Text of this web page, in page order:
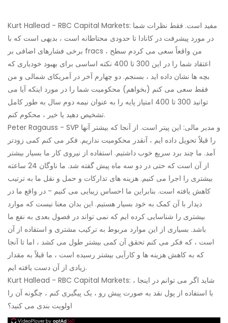
Kurt Hallead - RBC Capital Markets: مفید است. فقط نظرات شما
در مورد پیشرفت در کانادا تا حدودی محتاطانه است ، بدیهی است که با
برخی فشارهای اضافی بر fracs ، من واقعاً سعی می کردم سطح
اعتقاد شما را در این 300 تا 400 نکته اساسی برای بهبود خودیاری که
بچه ها نشان داده اید ، بسنجم. دو چهارم آخر در آمریکای شمالی و من
فقط سعی می کنم (بخواهم) محکومیت شما را در مورد اینکه آیا می
توانید 300 تا 400 امتیاز پایه را به عنوان نیمه دوم سال به طور کامل
تشخیص دهید یا خیر ، محکوم کنم.
Peter Ragauss - SVP و مدیر مالی: این پیتر است. از آنجا که بیشتر آنها
را قبلاً تحویل داده ایم ، آنقدر محکومیت نداریم. فکر می کنم کمی زودتر
آمد. ما چند برد سریع خوب داشتیم. استفاده از نیروی کار ما بسیار بیشتر
از آن است که حتی در دو سه ماه پیش گفته شد. ما ناوگان 24 ساعته
بیشتری را اجرا می کنیم. هزینه های تدارکات و حمل و نقل ما به ترتیب
کاهش یافته است. بنابراین ما احساس زیبایی می کنیم - در واقع ما در
دیدار با آن کمک به خود بسیار هستیم. این بدان معنا نیست که موارد
بیشتری را شناسایی کرده ایم که نمی تواند در فصول بعدی به نفع ما
باشد. بسیاری از این موارد مربوط به ترکیب مشتری و استفاده از آن
است ، که فکر می کنم تحقق آن کمی بیشتر طول می کشد ، اما تا آنجا
که به کاهش هزینه ها و کارآیی بیشتر رسیده است ، ما قبلاً به مقدار
زیادی از آن دست یافته ایم.
Kurt Hallead - RBC Capital Markets: شاید اگر می توانم در اینجا ،
با استفاده از پول نقد به صورت پیش رو ، یک پیگیری کنم ، چگونه آن را
اولویت بندی می کنید؟